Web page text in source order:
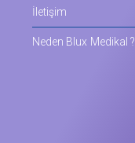
İletişim
Neden Blux Medikal ?